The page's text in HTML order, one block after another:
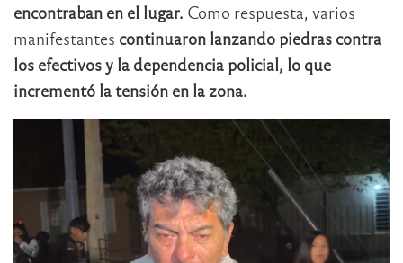
encontraban en el lugar. Como respuesta, varios
manifestantes continuaron lanzando piedras contra
los efectivos y la dependencia policial, lo que
incrementó la tensión en la zona.